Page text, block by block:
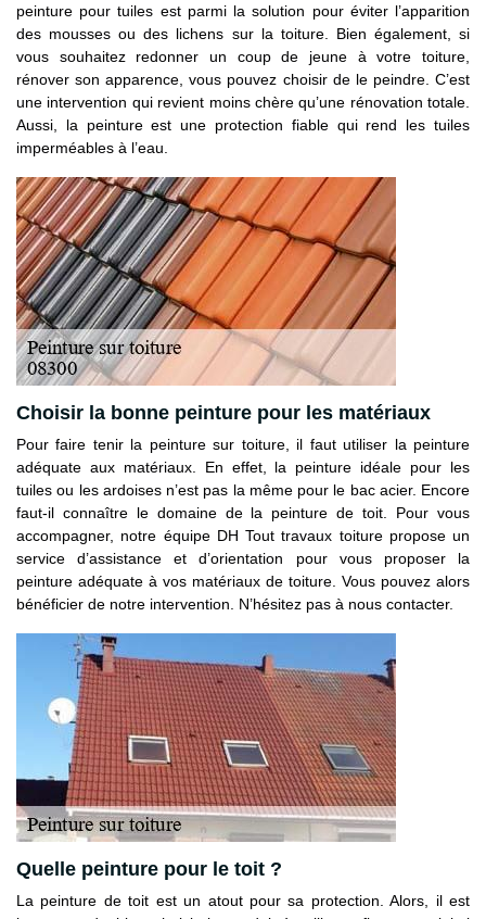
peinture pour tuiles est parmi la solution pour éviter l’apparition
des mousses ou des lichens sur la toiture. Bien également, si
vous souhaitez redonner un coup de jeune à votre toiture,
rénover son apparence, vous pouvez choisir de le peindre. C’est
une intervention qui revient moins chère qu’une rénovation totale.
Aussi, la peinture est une protection fiable qui rend les tuiles
imperméables à l’eau.
Choisir la bonne peinture pour les matériaux
Pour faire tenir la peinture sur toiture, il faut utiliser la peinture
adéquate aux matériaux. En effet, la peinture idéale pour les
tuiles ou les ardoises n’est pas la même pour le bac acier. Encore
faut-il connaître le domaine de la peinture de toit. Pour vous
accompagner, notre équipe DH Tout travaux toiture propose un
service d’assistance et d’orientation pour vous proposer la
peinture adéquate à vos matériaux de toiture. Vous pouvez alors
bénéficier de notre intervention. N’hésitez pas à nous contacter.
Quelle peinture pour le toit ?
La peinture de toit est un atout pour sa protection. Alors, il est